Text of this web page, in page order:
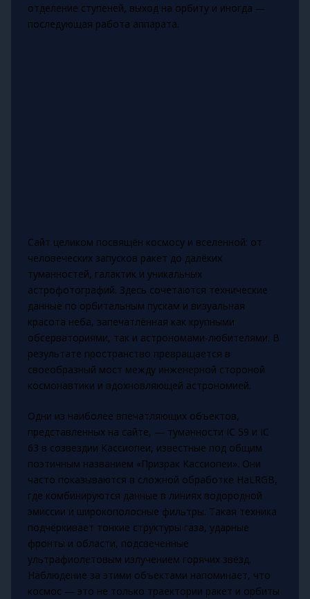
отделение ступеней, выход на орбиту и иногда —
последующая работа аппарата.
Сайт целиком посвящён космосу и вселенной: от
человеческих запусков ракет до далёких
туманностей, галактик и уникальных
астрофотографий. Здесь сочетаются технические
данные по орбитальным пускам и визуальная
красота неба, запечатлённая как крупными
обсерваториями, так и астрономами-любителями. В
результате пространство превращается в
своеобразный мост между инженерной стороной
космонавтики и вдохновляющей астрономией.
Одни из наиболее впечатляющих объектов,
представленных на сайте, — туманности IC 59 и IC
63 в созвездии Кассиопеи, известные под общим
поэтичным названием «Призрак Кассиопеи». Они
часто показываются в сложной обработке HaLRGB,
где комбинируются данные в линиях водородной
эмиссии и широкополосные фильтры. Такая техника
подчёркивает тонкие структуры газа, ударные
фронты и области, подсвеченные
ультрафиолетовым излучением горячих звёзд.
Наблюдение за этими объектами напоминает, что
космос — это не только траектории ракет и орбиты